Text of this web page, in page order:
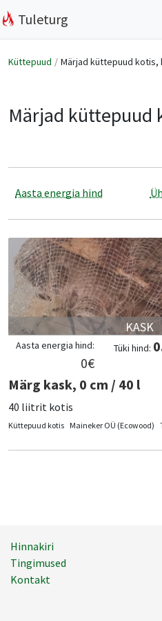
Tuleturg
Küttepuud Märjad küttepuud kotis,
Märjad küttepuud
Aasta energia hind
KASK
Tüki hind:
Aasta energia hind:
0€
Märg kask, 0 cm / 40 l
40 liitrit kotis
Küttepuud kotis Maineker OÜ (Ecowood)
Hinnakiri
Tingimused
Kontakt